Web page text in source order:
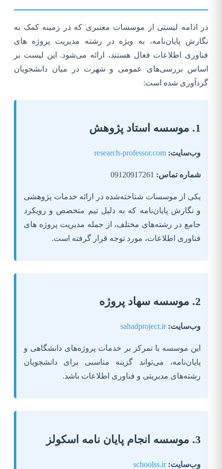
در ادامه لیستی از موسسات معتبری که در زمینه کمک به
نگارش پایان‌نامه، به ویژه در رشته مدیریت پروژه های
فناوری اطلاعات فعال هستند، ارائه می‌شود. این لیست بر
اساس بررسی‌های عمومی و شهرت در میان دانشجویان
گردآوری شده است:
1. موسسه استاد پژوهش
وب‌سایت: research-professor.com
شماره تماس:
یکی از موسسات شناخته‌شده در ارائه خدمات پژوهشی
و نگارش پایان‌نامه که به دلیل تیم متخصص و رویکرد
جامع در رشته‌های مختلف، از جمله مدیریت پروژه های
فناوری اطلاعات، مورد توجه قرار گرفته است.
2. موسسه سهاد پروژه
وب‌سایت: sahadproject.ir
این موسسه با تمرکز بر خدمات پروژه‌های دانشگاهی و
پایان‌نامه، می‌تواند گزینه مناسبی برای دانشجویان
رشته‌های مدیریتی و فناوری اطلاعات باشد.
3. موسسه انجام پایان نامه اسکولز
وب‌سایت: schoolss.ir